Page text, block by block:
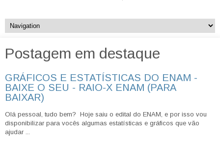
Postagem em destaque
GRÁFICOS E ESTATÍSTICAS DO ENAM -
BAIXE O SEU - RAIO-X ENAM (PARA
BAIXAR)
Olá pessoal, tudo bem? Hoje saiu o edital do ENAM, e por isso vou
disponibilizar para vocês algumas estatísticas e gráficos que vão
ajudar ...